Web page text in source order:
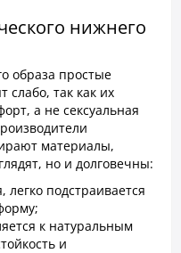
нижнего
образа простые
слабо, так как их
а не сексуальная
материалы,
но и долговечны:
легко подстраивается
к натуральным
и